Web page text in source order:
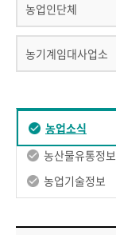
농업인단체
농기계임대사업소
농업소식
농산물유통정보
농업기술정보